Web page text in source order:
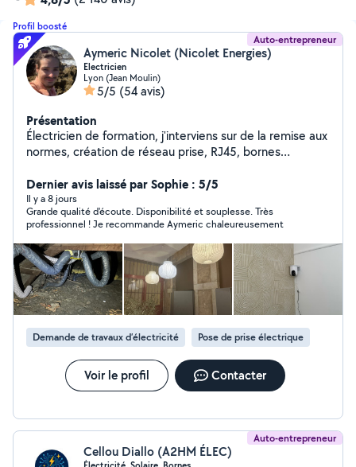
Profil boosté
Auto-entrepreneur
Aymeric Nicolet (Nicolet Energies)
Electricien
Lyon (Jean Moulin)
5/5 (54 avis)
Présentation
Électricien de formation, j'interviens sur de la remise aux
normes, création de réseau prise, RJ45, bornes
électrique en tous genre (pose de tringles à rideau,
montage de meubles, montage et fixation de meubles)
Électricien titulaire d'un BAC professionnel
Électrotechnique et BTS Électrotechnique.
Dernier avis laissé par Sophie : 5/5
Il y a 8 jours
Grande qualité d'écoute. Disponibilité et souplesse. Très
professionnel ! Je recommande Aymeric chaleureusement
Demande de travaux d’électricité Pose de prise électrique
Voir le profil Contacter
Auto-entrepreneur
Cellou Diallo (A2HM ÉLEC)